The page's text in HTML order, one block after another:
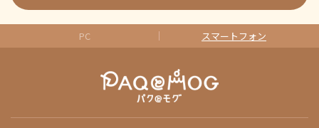
PC スマートフォン